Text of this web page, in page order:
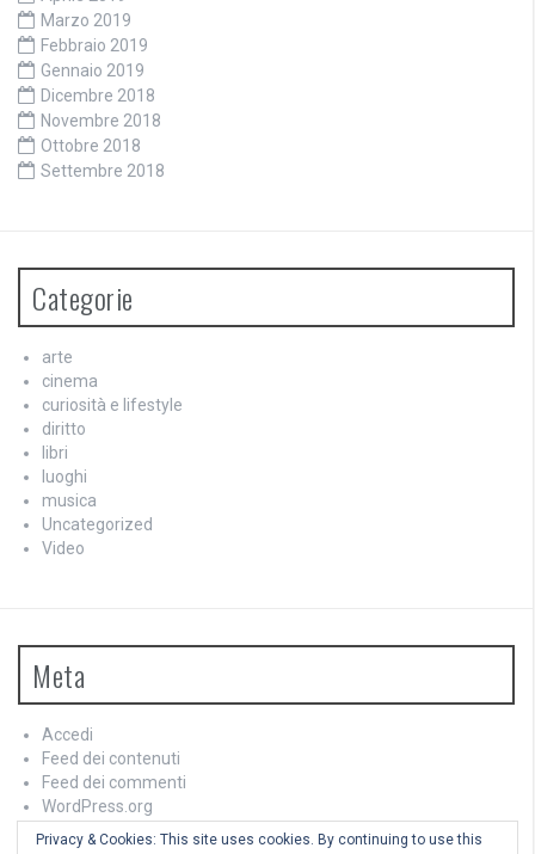
Marzo 2019
Febbraio 2019
Gennaio 2019
Dicembre 2018
Novembre 2018
Ottobre 2018
Settembre 2018
Categorie
arte
cinema
curiosità e lifestyle
diritto
libri
luoghi
musica
Uncategorized
Video
Meta
Accedi
Feed dei contenuti
Feed dei commenti
WordPress.org
Privacy & Cookies: This site uses cookies. By continuing to use this